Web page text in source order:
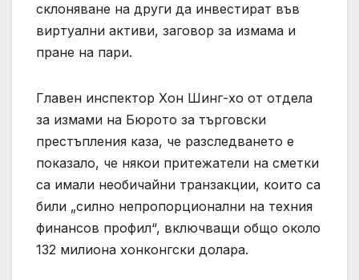
склоняване на други да инвестират във
виртуални активи, заговор за измама и
пране на пари.
Главен инспектор Хон Шинг-хо от отдела
за измами на Бюрото за търговски
престъпления каза, че разследването е
показало, че някои притежатели на сметки
са имали необичайни транзакции, които са
били „силно непропорционални на техния
финансов профил“, включващи общо около
132 милиона хонконгски долара.